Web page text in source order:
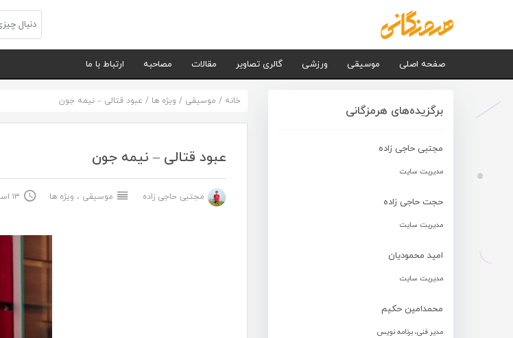
صفحه اصلی موسیقی ورزشی گالری تصاویر مقالات مصاحبه ارتباط با ما
برگزیده‌های هرمزگانی
مجتبی حاجی زاده
مدیریت سایت
حجت حاجی زاده
مدیریت سایت
امید محمودیان
مدیریت سایت
محمدامین حکیم
مدیر فنی، برنامه نویس
خانه / موسیقی / ویژه ها / عبود قتالی – نیمه جون
عبود قتالی – نیمه جون
مجتبی حاجی زاده موسیقی ، ویژه ها ۱۳ اسفند ۱۴۰۰